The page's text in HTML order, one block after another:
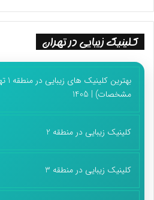
متقاضی خروج از مرز مهران هستند. بر
هم به عنوان پردترددترین مرز خروجی
پایان پیام/
کلینیک زیبایی در تهران
مشخصات) | 1405
کلینیک زیبایی در منطقه 2
کلینیک زیبایی در منطقه 3